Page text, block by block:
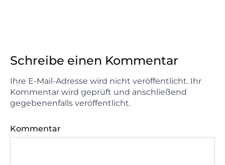
Schreibe einen Kommentar
Ihre E-Mail-Adresse wird nicht veröffentlicht. Ihr
Kommentar wird geprüft und anschließend
gegebenenfalls veröffentlicht.
Kommentar